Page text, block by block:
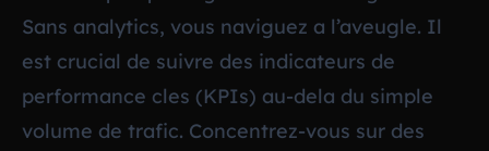
Sans analytics, vous naviguez a l’aveugle. Il
est crucial de suivre des indicateurs de
performance cles (KPIs) au-dela du simple
volume de trafic. Concentrez-vous sur des